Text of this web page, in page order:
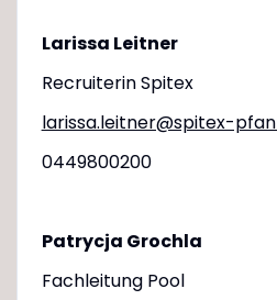
Larissa Leitner
Recruiterin Spitex
larissa.leitner@spitex-
0449800200
Patrycja Grochla
Fachleitung Pool